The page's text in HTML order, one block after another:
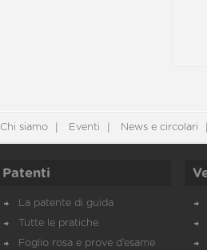
Chi siamo Eventi News e circolari
Patenti
La patente di guida
Tutte le pratiche
Foglio rosa e prove d’esame